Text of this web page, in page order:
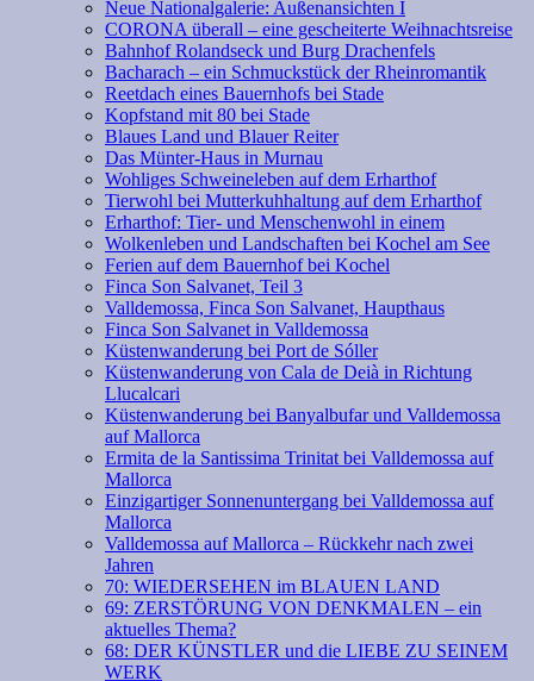
Neue Nationalgalerie: Außenansichten I
CORONA überall – eine gescheiterte Weihnachtsreise
Bahnhof Rolandseck und Burg Drachenfels
Bacharach – ein Schmuckstück der Rheinromantik
Reetdach eines Bauernhofs bei Stade
Kopfstand mit 80 bei Stade
Blaues Land und Blauer Reiter
Das Münter-Haus in Murnau
Wohliges Schweineleben auf dem Erharthof
Tierwohl bei Mutterkuhhaltung auf dem Erharthof
Erharthof: Tier- und Menschenwohl in einem
Wolkenleben und Landschaften bei Kochel am See
Ferien auf dem Bauernhof bei Kochel
Finca Son Salvanet, Teil 3
Valldemossa, Finca Son Salvanet, Haupthaus
Finca Son Salvanet in Valldemossa
Küstenwanderung bei Port de Sóller
Küstenwanderung von Cala de Deià in Richtung
Llucalcari
Küstenwanderung bei Banyalbufar und Valldemossa
auf Mallorca
Ermita de la Santissima Trinitat bei Valldemossa auf
Mallorca
Einzigartiger Sonnenuntergang bei Valldemossa auf
Mallorca
Valldemossa auf Mallorca – Rückkehr nach zwei
Jahren
70: WIEDERSEHEN im BLAUEN LAND
69: ZERSTÖRUNG VON DENKMALEN – ein
aktuelles Thema?
68: DER KÜNSTLER und die LIEBE ZU SEINEM
WERK